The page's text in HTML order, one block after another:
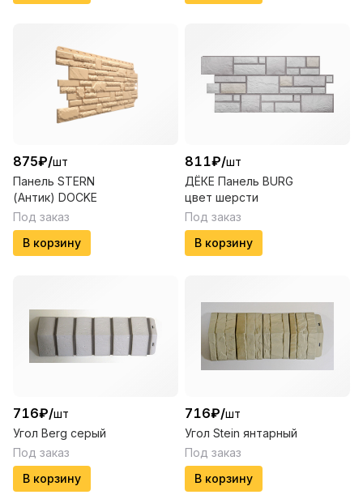
875₽/шт
Панель STERN
(Антик) DOCKE
Под заказ
В корзину
811₽/шт
ДЁКЕ Панель BURG
цвет шерсти
Под заказ
В корзину
716₽/шт
Угол Berg серый
Под заказ
В корзину
716₽/шт
Угол Stein янтарный
Под заказ
В корзину